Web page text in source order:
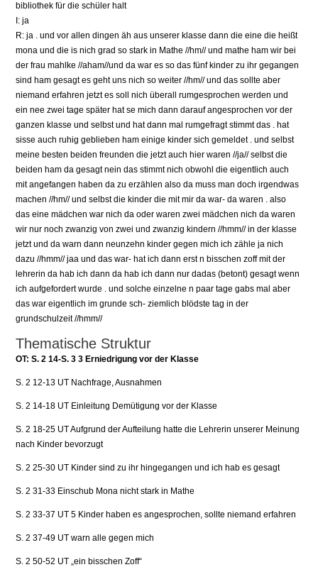
bibliothek für die schüler halt
I: ja
R: ja . und vor allen dingen äh aus unserer klasse dann die eine die heißt
mona und die is nich grad so stark in Mathe //hm// und mathe ham wir bei
der frau mahlke //aham//und da war es so das fünf kinder zu ihr gegangen
sind ham gesagt es geht uns nich so weiter //hm// und das sollte aber
niemand erfahren jetzt es soll nich überall rumgesprochen werden und
ein nee zwei tage später hat se mich dann darauf angesprochen vor der
ganzen klasse und selbst und hat dann mal rumgefragt stimmt das . hat
sisse auch ruhig geblieben ham einige kinder sich gemeldet . und selbst
meine besten beiden freunden die jetzt auch hier waren //ja// selbst die
beiden ham da gesagt nein das stimmt nich obwohl die eigentlich auch
mit angefangen haben da zu erzählen also da muss man doch irgendwas
machen //hm// und selbst die kinder die mit mir da war- da waren . also
das eine mädchen war nich da oder waren zwei mädchen nich da waren
wir nur noch zwanzig von zwei und zwanzig kindern //hmm// in der klasse
jetzt und da warn dann neunzehn kinder gegen mich ich zähle ja nich
dazu //hmm// jaa und das war- hat ich dann erst n bisschen zoff mit der
lehrerin da hab ich dann da hab ich dann nur dadas (betont) gesagt wenn
ich aufgefordert wurde . und solche einzelne n paar tage gabs mal aber
das war eigentlich im grunde sch- ziemlich blödste tag in der
grundschulzeit //hmm//
Thematische Struktur
OT: S. 2 14-S. 3 3 Erniedrigung vor der Klasse
S. 2 12-13 UT Nachfrage, Ausnahmen
S. 2 14-18 UT Einleitung Demütigung vor der Klasse
S. 2 18-25 UT Aufgrund der Aufteilung hatte die Lehrerin unserer Meinung
nach Kinder bevorzugt
S. 2 25-30 UT Kinder sind zu ihr hingegangen und ich hab es gesagt
S. 2 31-33 Einschub Mona nicht stark in Mathe
S. 2 33-37 UT 5 Kinder haben es angesprochen, sollte niemand erfahren
S. 2 37-49 UT warn alle gegen mich
S. 2 50-52 UT „ein bisschen Zoff“